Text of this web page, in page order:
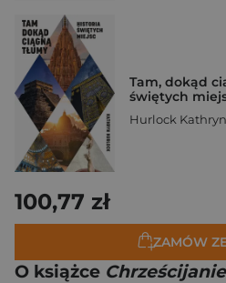
Tam, dokąd
świętych
Hurlock Kathryn
100,77 zł
ZAMÓW
O książce